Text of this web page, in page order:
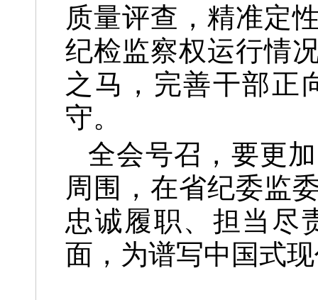
质量评查，精准定
纪检监察权运行情
之马，完善干部正
守。
全会号召，要更
周围，在省纪委监
忠诚履职、担当尽
面，为谱写中国式